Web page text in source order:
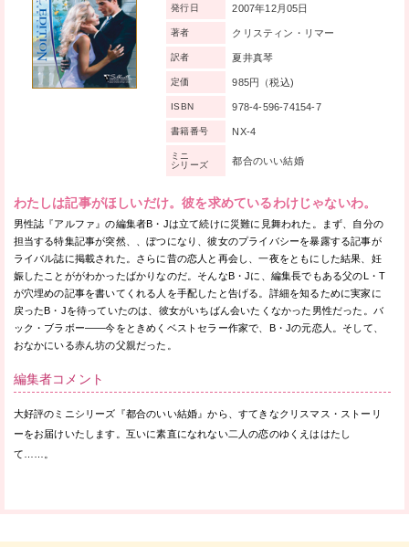
わたしは記事がほしいだけ。彼を求めているわけじゃないわ。
男性誌『アルファ』の編集者B・Jは立て続けに災難に見舞われた。まず、自分の
担当する特集記事が突然、、ぼつになり、彼女のプライバシーを暴露する記事が
ライバル誌に掲載された。さらに昔の恋人と再会し、一夜をともにした結果、妊
娠したことががわかったばかりなのだ。そんなB・Jに、編集長でもある父のL・T
が穴埋めの記事を書いてくれる人を手配したと告げる。詳細を知るために実家に
戻ったB・Jを待っていたのは、彼女がいちばん会いたくなかった男性だった。バ
ック・ブラボー——今をときめくベストセラー作家で、B・Jの元恋人。そして、
おなかにいる赤ん坊の父親だった。
発行日 2007年12月05日
著者 クリスティン・リマー
訳者 夏井真琴
定価 985円（税込)
ISBN 978-4-596-74154-7
書籍番号 NX-4
ミニ
シリーズ
都合のいい結婚
編集者コメント
大好評のミニシリーズ『都合のいい結婚』から、すてきなクリスマス・ストーリ
ーをお届けいたします。互いに素直になれない二人の恋のゆくえははたし
て……。